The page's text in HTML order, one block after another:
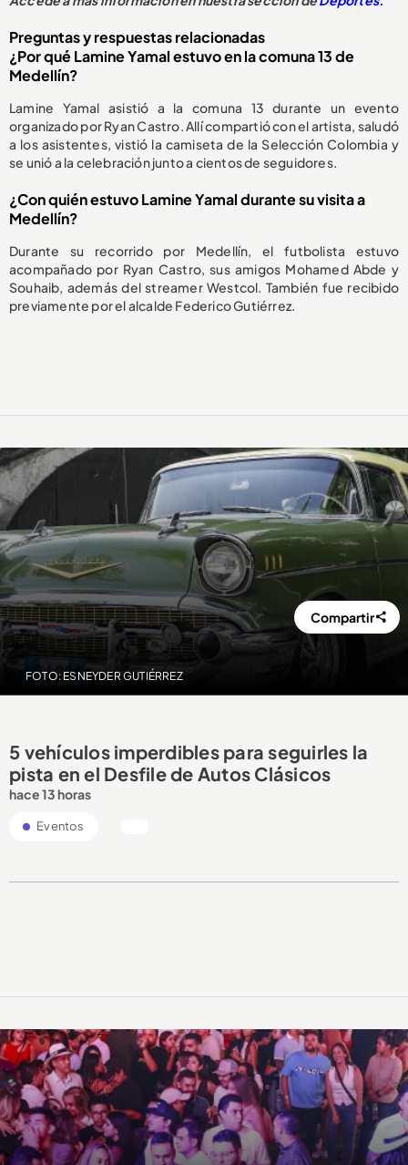
Preguntas y respuestas relacionadas
¿Por qué Lamine Yamal estuvo en la comuna 13 de
Medellín?
Lamine Yamal asistió a la comuna 13 durante un evento
organizado por Ryan Castro. Allí compartió con el artista, saludó
a los asistentes, vistió la camiseta de la Selección Colombia y
se unió a la celebración junto a cientos de seguidores.
¿Con quién estuvo Lamine Yamal durante su visita a
Medellín?
Durante su recorrido por Medellín, el futbolista estuvo
acompañado por Ryan Castro, sus amigos Mohamed Abde y
Souhaib, además del streamer Westcol. También fue recibido
previamente por el alcalde Federico Gutiérrez.
FOTO: ESNEYDER GUTIÉRREZ
Compartir
5 vehículos imperdibles para seguirles la
pista en el Desfile de Autos Clásicos
hace 13 horas
Eventos